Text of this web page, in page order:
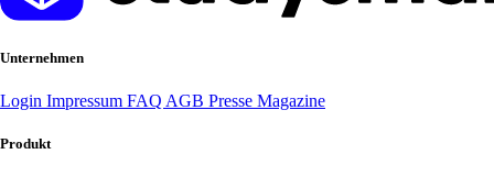
Unternehmen
Login Impressum FAQ AGB Presse Magazine
Produkt